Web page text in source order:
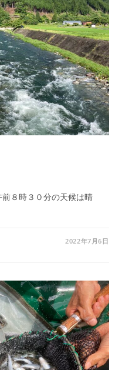
８時３０分の天候は晴
2022年7月6日